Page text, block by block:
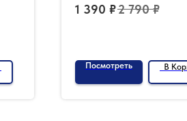
1 390 ₽2 790 ₽
Посмотреть В